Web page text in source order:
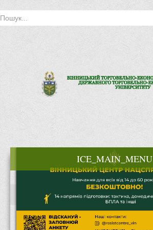
ICE_MAIN_MENU
Історія інституту
Інститут сьогодні